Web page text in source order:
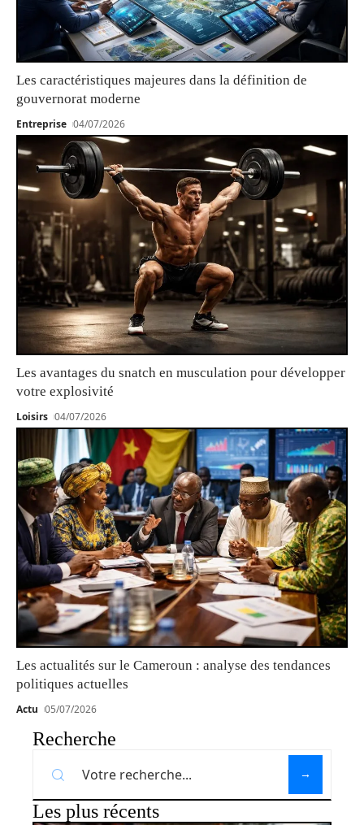
Les caractéristiques majeures dans la définition de
gouvernorat moderne
Entreprise 04/07/2026
Les avantages du snatch en musculation pour développer
votre explosivité
Loisirs 04/07/2026
Les actualités sur le Cameroun : analyse des tendances
politiques actuelles
Actu 05/07/2026
Recherche
Les plus récents